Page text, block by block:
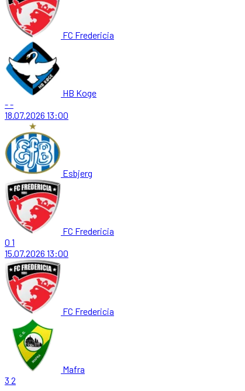
FC Fredericia
HB Koge
--
18.07.2026 13:00
Esbjerg
FC Fredericia
0 1
15.07.2026 13:00
FC Fredericia
Mafra
3 2